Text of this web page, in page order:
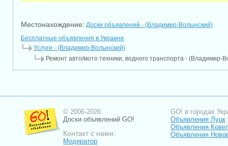
Местонахождение: Доски объявлений - (Владимир-Волынский)
Бесплатные объявления в Украине
Услуги - (Владимир-Волынский)
Ремонт авто/мото техники, водного транспорта - (Владимир-
© 2006-2026
Доски объявлений GO!
Контакт с нами:
Модератор
GO! в городах
Объявления Луцк
Объявления
Объявления